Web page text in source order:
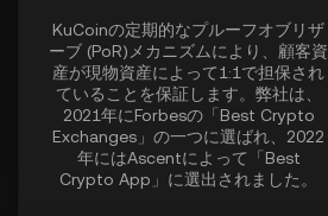
KuCoinの定期的なプルーフオブリザ
ーブ (PoR)メカニズムにより、顧客資
産が現物資産によって1:1で担保され
ていることを保証します。弊社は、
2021年にForbesの「Best Crypto
Exchanges」の一つに選ばれ、2022
年にはAscentによって「Best
Crypto App」に選出されました。